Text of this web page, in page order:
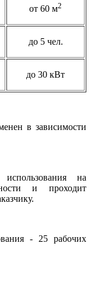
от 60 м2
до 5 чел.
до 30 кВт
в зависимости
на
и проходит
- 25 рабочих